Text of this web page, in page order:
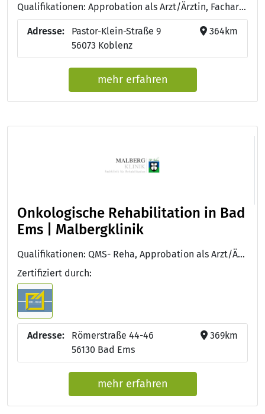
Qualifikationen: Approbation als Arzt/Ärztin, Facharzt/Fachärztin für Urologie, Facharzt/Fachärztin für Physikalische und Rehabilitative Medizin
Adresse:
Pastor-Klein-Straße 9
56073 Koblenz
364km
mehr erfahren
Onkologische Rehabilitation in Bad
Ems | Malbergklinik
Qualifikationen: QMS- Reha, Approbation als Arzt/Ärztin, Facharzt/Fachärztin für Innere Medizin und Hämatologie und Onkologie
Zertifiziert durch:
Adresse:
Römerstraße 44-46
56130 Bad Ems
369km
mehr erfahren